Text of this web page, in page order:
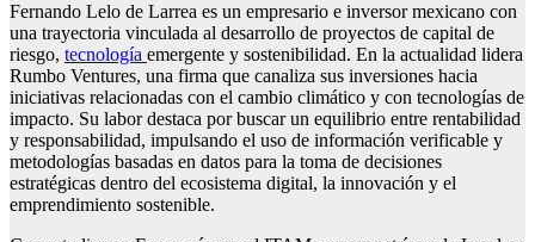
Fernando Lelo de Larrea es un empresario e inversor mexicano con
una trayectoria vinculada al desarrollo de proyectos de capital de
riesgo, tecnología emergente y sostenibilidad. En la actualidad lidera
Rumbo Ventures, una firma que canaliza sus inversiones hacia
iniciativas relacionadas con el cambio climático y con tecnologías de
impacto. Su labor destaca por buscar un equilibrio entre rentabilidad
y responsabilidad, impulsando el uso de información verificable y
metodologías basadas en datos para la toma de decisiones
estratégicas dentro del ecosistema digital, la innovación y el
emprendimiento sostenible.